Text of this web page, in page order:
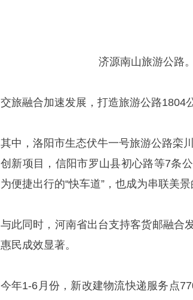
济源南山旅游公路
交旅融合加速发展，打造旅游公路1804
其中，洛阳市生态伏牛一号旅游公路栾
创新项目，信阳市罗山县初心路等7条
为便捷出行的“快车道”，也成为串联美景
与此同时，河南省出台支持客货邮融合
惠民成效显著。
今年1-6月份，新改建物流快递服务点